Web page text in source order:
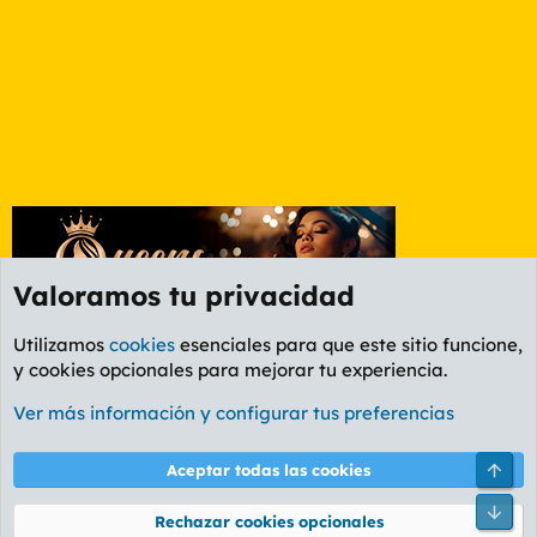
Foro General
Cookies
PL OLDSTYLE AMARILLO
Términos y reglas Política de privacidad Ayuda
Valoramos tu privacidad
Utilizamos cookies esenciales para que este sitio funcione,
y cookies opcionales para mejorar tu experiencia.
Ver más información y configurar tus preferencias
Aceptar todas las cookies
Rechazar cookies opcionales
Pie